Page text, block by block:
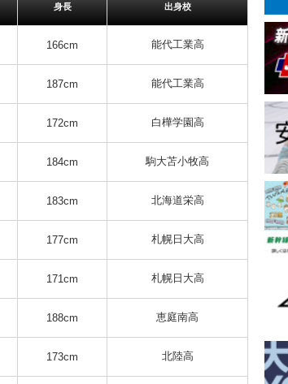
身長 出身校
166cm 能代工業高
187cm 能代工業高
172cm 白樺学園高
184cm 駒大苫小牧高
183cm 北海道栄高
177cm 札幌日大高
171cm 札幌日大高
188cm 恵庭南高
173cm 北陸高